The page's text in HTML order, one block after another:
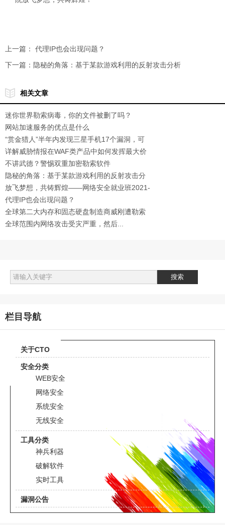
上一篇： 代理IP也会出现问题？
下一篇： 隐秘的角落：基于某款游戏利用的反射攻击分析
相关文章
迷你世界勒索病毒，你的文件被删了吗？
网站加速服务的优点是什么
“赏金猎人”半年内发现三星手机17个漏洞，可
被用于间谍监听
详解威胁情报在WAF类产品中如何发挥最大价
值？
不讲武德？警惕双重加密勒索软件
隐秘的角落：基于某款游戏利用的反射攻击分
析
放飞梦想，共铸辉煌——网络安全就业班2021-
6月班正式开班
代理IP也会出现问题？
全球第二大内存和固态硬盘制造商威刚遭勒索
攻击
全球范围内网络攻击受灾严重，然后...
栏目导航
关于CTO
安全分类
WEB安全
网络安全
系统安全
无线安全
工具分类
神兵利器
破解软件
实时工具
漏洞公告